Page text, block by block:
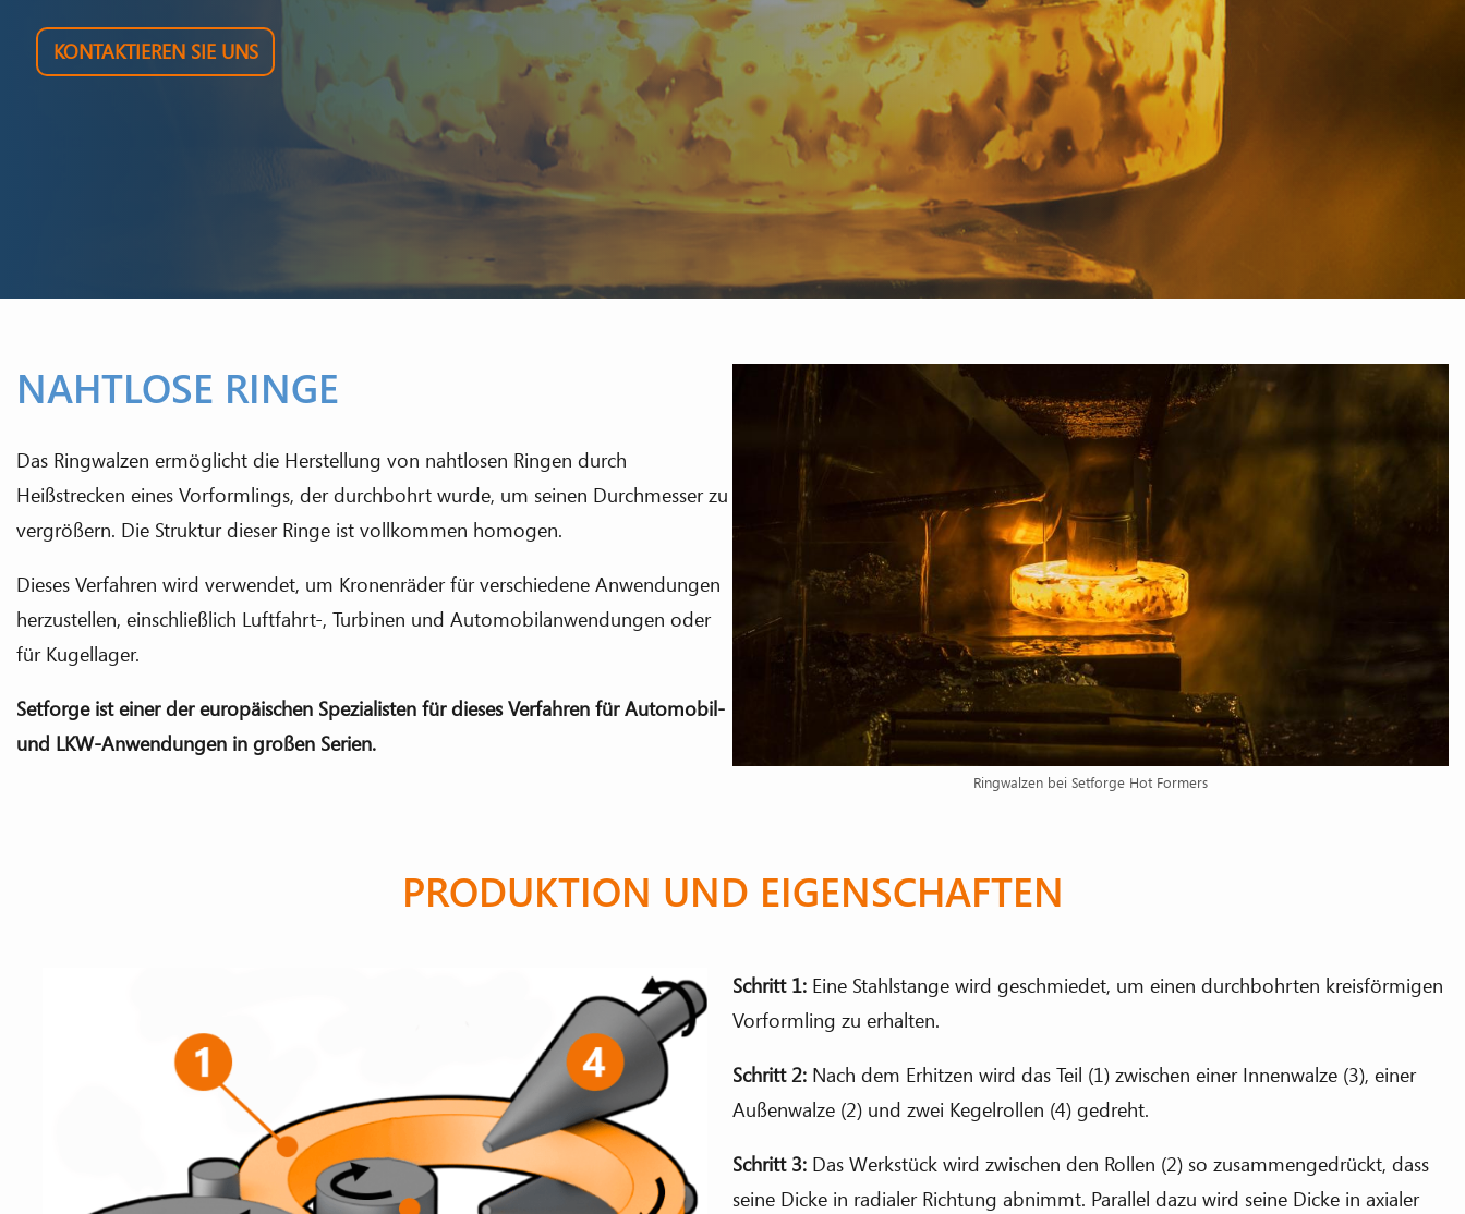
KONTAKTIEREN SIE UNS
NAHTLOSE RINGE
Das Ringwalzen ermöglicht die Herstellung von nahtlosen Ringen durch
Heißstrecken eines Vorformlings, der durchbohrt wurde, um seinen Durchmesser zu
vergrößern. Die Struktur dieser Ringe ist vollkommen homogen.
Dieses Verfahren wird verwendet, um Kronenräder für verschiedene Anwendungen
herzustellen, einschließlich Luftfahrt-, Turbinen und Automobilanwendungen oder
für Kugellager.
Setforge ist einer der europäischen Spezialisten für dieses Verfahren für Automobil-
und LKW-Anwendungen in großen Serien.
Ringwalzen bei Setforge Hot Formers
PRODUKTION UND EIGENSCHAFTEN
Schritt 1: Eine Stahlstange wird geschmiedet, um einen durchbohrten kreisförmigen
Vorformling zu erhalten.
Schritt 2: Nach dem Erhitzen wird das Teil (1) zwischen einer Innenwalze (3), einer
Außenwalze (2) und zwei Kegelrollen (4) gedreht.
Schritt 3: Das Werkstück wird zwischen den Rollen (2) so zusammengedrückt, dass
seine Dicke in radialer Richtung abnimmt. Parallel dazu wird seine Dicke in axialer